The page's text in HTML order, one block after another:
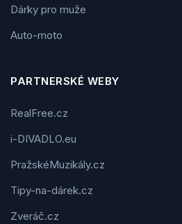
Dárky pro muže
Auto-moto
PARTNERSKÉ WEBY
RealFree.cz
i-DIVADLO.eu
PražskéMuzikály.cz
Tipy-na-dárek.cz
Zveráč.cz